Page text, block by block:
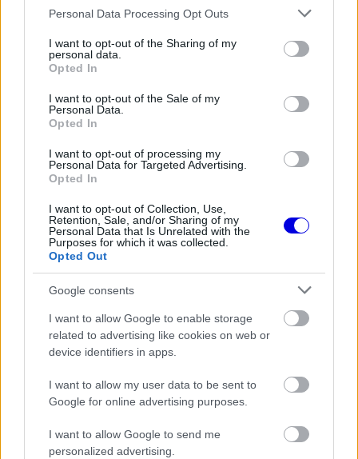
Please note that this website/app uses one or more Google
not limited to your visit or usage behaviour. You may click to
grant or deny consent to Google and its third-party tags to
use your data for below specified purposes in below Google
consent section.
Personal Data Processing Opt Outs
I want to opt-out of the Sharing of my
personal data.
Opted In
I want to opt-out of the Sale of my
Personal Data.
Opted In
I want to opt-out of processing my
Personal Data for Targeted Advertising.
Opted In
I want to opt-out of Collection, Use,
Retention, Sale, and/or Sharing of my
Personal Data that Is Unrelated with the
Purposes for which it was collected.
Opted Out
Google consents
I want to allow Google to enable storage
related to advertising like cookies on web or
device identifiers in apps.
I want to allow my user data to be sent to
Google for online advertising purposes.
I want to allow Google to send me
personalized advertising.
This
modal
window.
The media could not be loaded, either because
is not supported.
Wolffék kihátráltak az üzletből
A részvénycsomag megszerzéséért sokáig a
Mercedes tűnt a legnagyobb esélyesnek, hiszen a
német gyártó immár erőforrásokat is szállít
logikus lépésnek számított, a vételár viszont végül
a stuttgarti márka
letett a vásárlásról. Ez a visszalépés elméletben